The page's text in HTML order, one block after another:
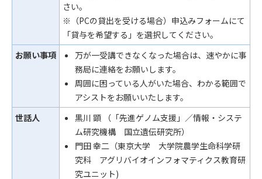
さい。
※（PCの貸出を受ける場合）申込みフォームにて
「貸与を希望する」を選択してください。
お願い事項
万が一受講できなくなった場合は、速やかに事
務局に連絡をお願いします。
周囲に困っている人がいた場合、わかる範囲で
アシストをお願いいたします。
世話人
黒川 顕 （「先進ゲノム支援」／情報・システ
ム研究機構 国立遺伝研究所）
門田 幸二（東京大学 大学院農学生命科学研
究科 アグリバイオインフォマティクス教育研
究ユニット)